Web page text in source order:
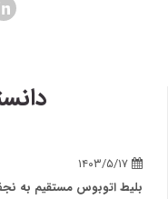
بلیط اتوبوس مستقیم به